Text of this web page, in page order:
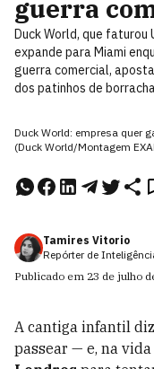
guerra
Duck World, que faturou
expande para Miami
guerra comercial,
dos patinhos de
Duck World: empresa quer
(Duck World/Montagem
Tamires Vitorio
Repórter de
Publicado em 23 de julho
A cantiga infantil
passear — e, na